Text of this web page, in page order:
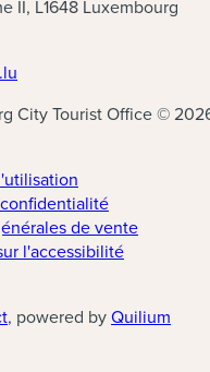
II, L1648 Luxembourg
City Tourist Office ©
de vente
l'accessibilité
(nouvelle fenêtre)
, powered byQuilium